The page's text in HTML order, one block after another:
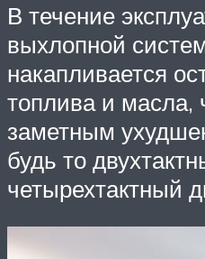
В течение
выхлопной
накапливается
топлива и масла,
заметным
будь то
четырехтактный